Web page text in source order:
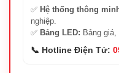
✅ Hệ thống thông
nghiệp.
✅ Bảng LED: Bảng
📞 Hotline Điện Tử: